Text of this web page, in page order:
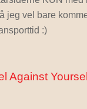
jeg vel bare
:)
Against